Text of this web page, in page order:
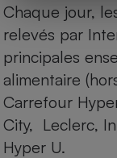
Chaque jour,
relevés par
principales
alimentaire
Carrefour
City, Leclerc,
Hyper U.